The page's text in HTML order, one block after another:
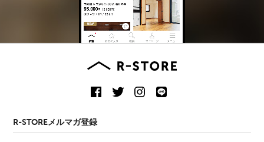
R-STOREメルマガ登録